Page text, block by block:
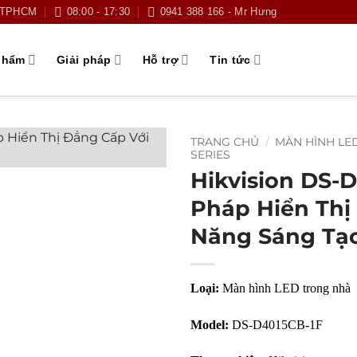
08:00 - 17:30 0941 388 166 - Mr Hưng
Giải pháp Hỗ trợ Tin tức
TRANG CHỦ / MÀN HÌNH
SERIES
Hikvision DS-
Pháp Hiển
Năng Sáng
Loại: Màn hình LED trong nhà
Model: DS-D4015CB-1F